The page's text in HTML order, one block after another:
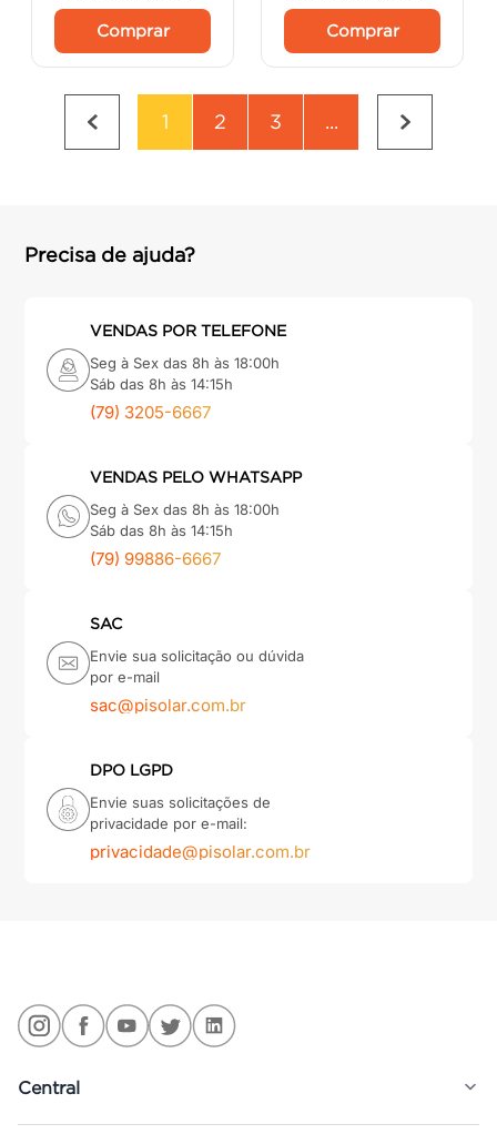
Comprar Comprar
1 2 3 ...
Precisa de ajuda?
VENDAS POR TELEFONE
Seg à Sex das 8h às 18:00h
Sáb das 8h às 14:15h
(79) 3205-6667
VENDAS PELO WHATSAPP
Seg à Sex das 8h às 18:00h
Sáb das 8h às 14:15h
(79) 99886-6667
SAC
Envie sua solicitação ou dúvida
por e-mail
sac@pisolar.com.br
DPO LGPD
Envie suas solicitações de
privacidade por e-mail:
privacidade@pisolar.com.br
Central